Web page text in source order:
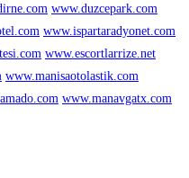
www.duzcepark.com
www.ispartaradyonet.com
www.escortlarrize.net
www.manisaotolastik.com
www.manavgatx.com